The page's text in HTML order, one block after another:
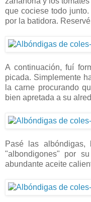
que cociese todo
por la batidora.
A continuación, fuí
picada. Simplemente
la carne procurando
bien apretada a su
Pasé las albóndigas,
"albondigones" por
abundante aceite